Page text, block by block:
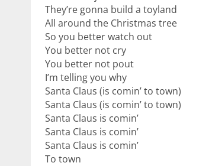
They’re gonna build a toyland
All around the Christmas tree
So you better watch out
You better not cry
You better not pout
I’m telling you why
Santa Claus (is comin’ to town)
Santa Claus (is comin’ to town)
Santa Claus is comin’
Santa Claus is comin’
Santa Claus is comin’
To town